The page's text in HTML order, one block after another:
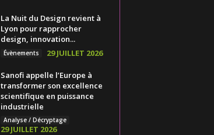
La Nuit du Design revient à
Lyon pour rapprocher
design, innovation...
Évènements 29 JUILLET 2026
Sanofi appelle l’Europe à
transformer son excellence
scientifique en puissance
industrielle
Analyse / Décryptage
29 JUILLET 2026